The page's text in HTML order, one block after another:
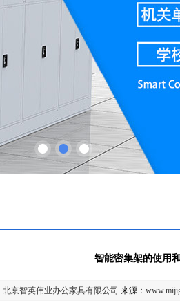
智能密集架的使用
北京智英伟业办公家具有限公司 来源：